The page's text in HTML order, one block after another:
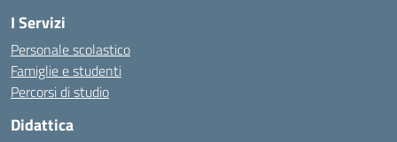
I Servizi
Personale scolastico
Famiglie e studenti
Percorsi di studio
Didattica